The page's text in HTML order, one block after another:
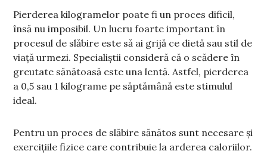
Pierderea kilogramelor poate fi un proces dificil,
însă nu imposibil. Un lucru foarte important în
procesul de slăbire este să ai grijă ce dietă sau stil de
viață urmezi. Specialiștii consideră că o scădere în
greutate sănătoasă este una lentă. Astfel, pierderea
a 0,5 sau 1 kilograme pe săptămână este stimulul
ideal.
Pentru un proces de slăbire sănătos sunt necesare și
exercițiile fizice care contribuie la arderea caloriilor.